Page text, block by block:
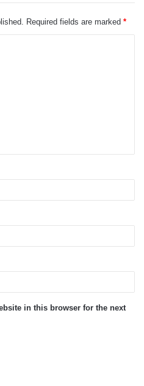
Required fields are marked *
in this browser for the next